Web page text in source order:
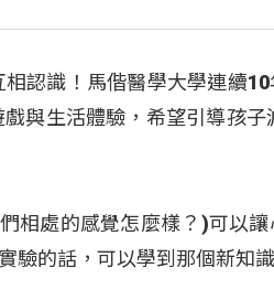
認識！馬偕醫學大學連續
與生活體驗，希望引導孩
相處的感覺怎麼樣？)可以
驗的話，可以學到那個新知識